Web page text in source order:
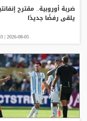
ضربة أوروبية.. مقترح
يلقى رفضًا جديدًا
2026-08-05 | 11:03 م